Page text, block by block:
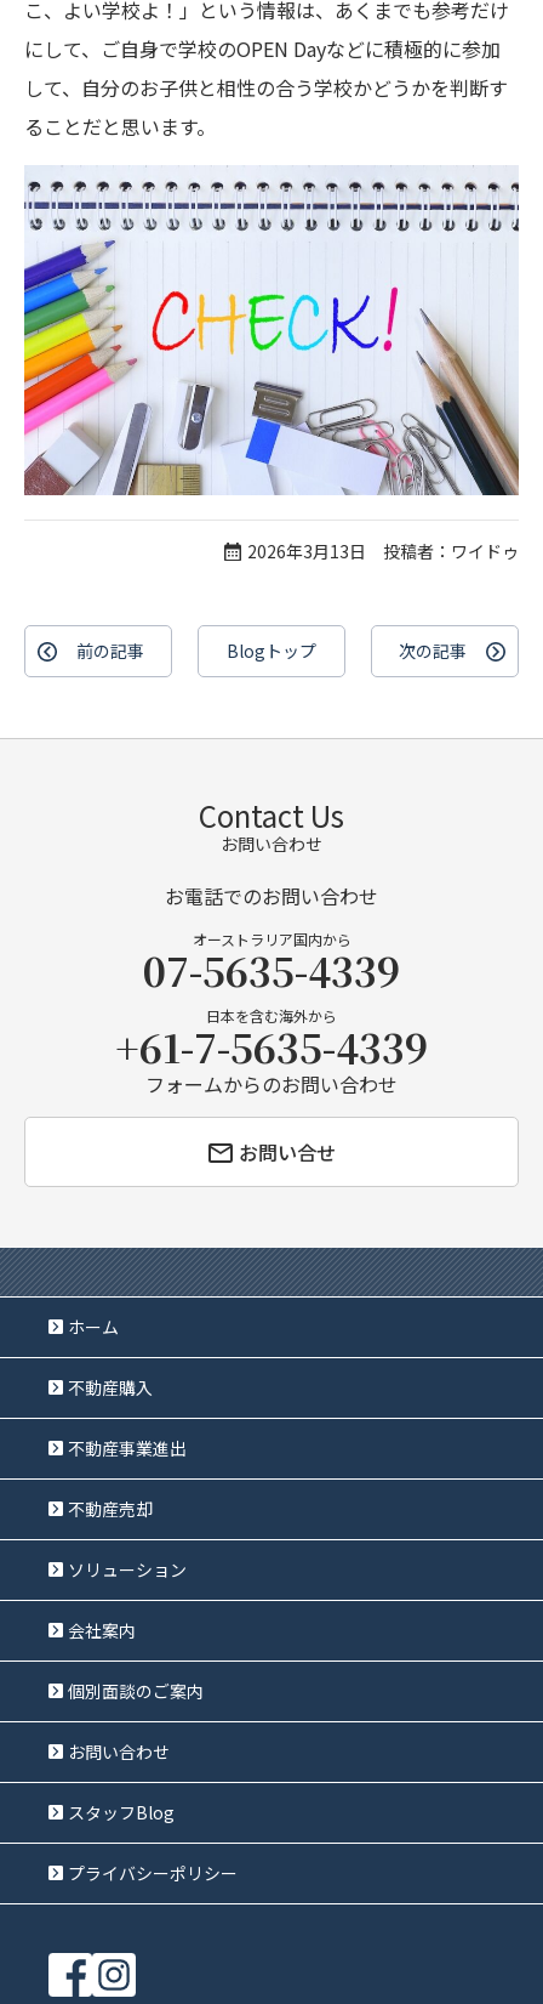
こ、よい学校よ！」という情報は、あくまでも参考だけ
にして、ご自身で学校のOPEN Dayなどに積極的に参加
して、自分のお子供と相性の合う学校かどうかを判断す
ることだと思います。
2026年3月13日 投稿者：ワイドゥ
前の記事 Blogトップ 次の記事
Contact Us
お問い合わせ
お電話でのお問い合わせ
オーストラリア国内から
07-5635-4339
日本を含む海外から
+61-7-5635-4339
フォームからのお問い合わせ
お問い合せ
ホーム
不動産購入
不動産事業進出
不動産売却
ソリューション
会社案内
個別面談のご案内
お問い合わせ
スタッフBlog
プライバシーポリシー